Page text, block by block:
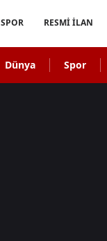
SPOR RESMİ İLAN
Dünya Spor